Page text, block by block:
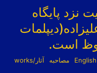
نزد پایگاه
است.
مصاحبه
آثار/works